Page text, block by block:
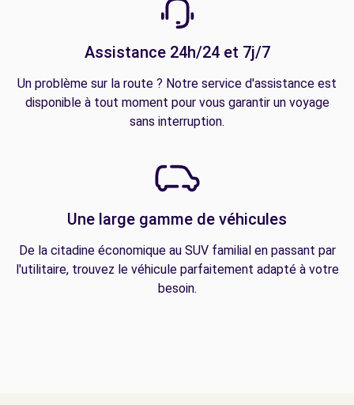
Assistance 24h/24 et 7j/7
Un problème sur la route ? Notre service d'assistance est
disponible à tout moment pour vous garantir un voyage
sans interruption.
Une large gamme de véhicules
De la citadine économique au SUV familial en passant par
l'utilitaire, trouvez le véhicule parfaitement adapté à votre
besoin.